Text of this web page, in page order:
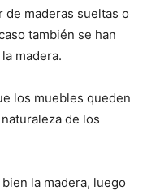
de maderas sueltas o
también se han
madera.
los muebles queden
de los
la madera, luego